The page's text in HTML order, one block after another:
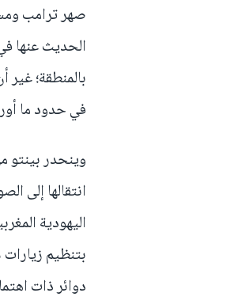
صهر ترامب
الحديث عنها
بالمنطقة؛
في حدود ما
وينحدر
انتقالها إلى
اليهودية
بتنظيم
دوائر ذات